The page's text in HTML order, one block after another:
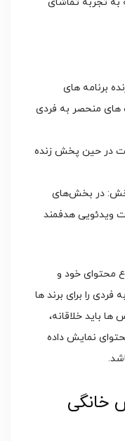
برنامه ‌های
‌های منحصر به فردی
در حین پخش زنده
در بخش‌های
ویدئویی هدفمند
محتوای خود و
را برای برند ها
باید خلاقانه،
نمایش داده
خانگی